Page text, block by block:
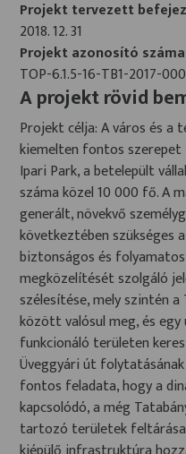
Projekt tervezett
2018. 12. 31
Projekt azonosító
TOP-6.1.5-16-TB1-2017-
A projekt rövid
Projekt célja: A város és
kiemelten fontos
Ipari Park, a betelepült
száma közel 10 000 fő. A
generált, növekvő
következtében szükséges
biztonságos és
megközelítését szolgáló
szélesítése, mely szintén a
között valósul meg, és
funkcionáló területen
Üveggyári út
fontos feladata, hogy a
kapcsolódó, a még
tartozó területek